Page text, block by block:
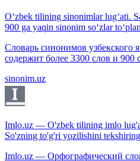
O‘zbek tilining sinonimlar lug‘ati.
900 ga yaqin sinonim so‘zlar
Словарь синонимов узбекского
содержит более 3300 слов и 900
sinonim.uz
Imlo.uz — O'zbek tilining imlo
So'zning to'g'ri yozilishini
Imlo.uz — Орфографический